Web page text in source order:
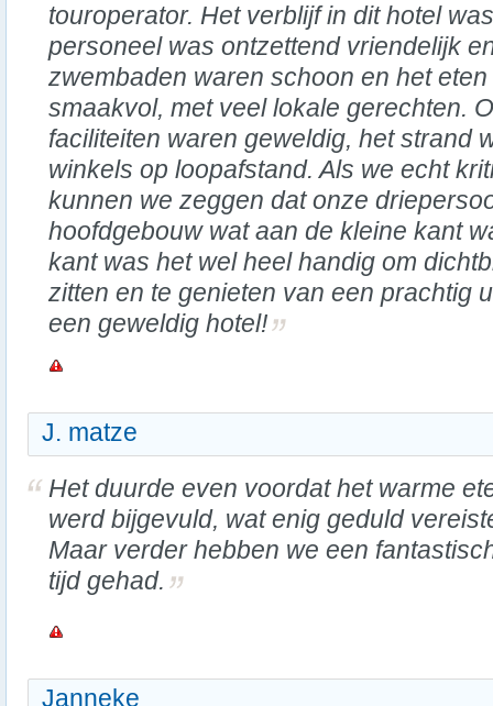
touroperator. Het verblijf in dit hotel
personeel was ontzettend vriendelijk
zwembaden waren schoon en het
smaakvol, met veel lokale gerechten.
faciliteiten waren geweldig, het strand
winkels op loopafstand. Als we echt
kunnen we zeggen dat onze
hoofdgebouw wat aan de kleine kant
kant was het wel heel handig om
zitten en te genieten van een prachtig
een geweldig hotel!
J. matze
Het duurde even voordat het warme
werd bijgevuld, wat enig geduld
Maar verder hebben we een
tijd gehad.
Janneke